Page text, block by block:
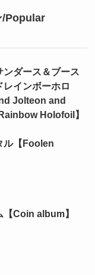
/Popular
ンダース＆ブース
レインボーホロ
Jolteon and
Holofoil】
ル【Foolen
【Coin album】